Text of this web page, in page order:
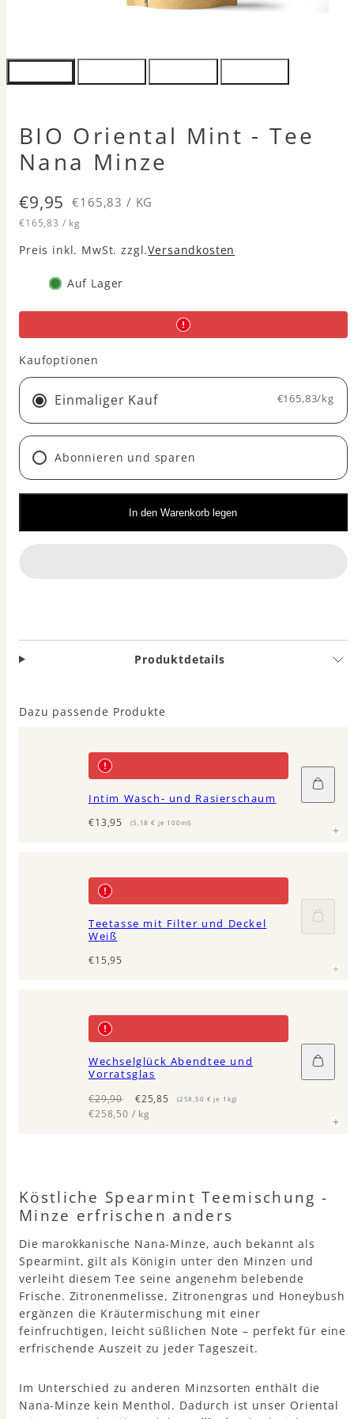
BIO Oriental Mint - Tee
Nana Minze
Regulärer
Preis
€9,95 €165,83 / KG
Einzelpreis
€165,83 / pro
kg
Preis inkl. MwSt. zzgl.Versandkosten
Auf Lager
Kaufoptionen
Einmaliger Kauf €165,83/kg
Abonnieren und sparen
In den Warenkorb legen
Produktdetails
Dazu passende Produkte
Intim Wasch- und Rasierschaum
Regulärer
€13,95 (5,18 € je 100ml)
Teetasse mit Filter und Deckel
Weiß
Regulärer
€15,95
Wechselglück Abendtee und
Vorratsglas
Regulärer
Preis
€29,90 Verkaufspreis
€25,85 (258,50 € je 1kg)
Einzelpreis
€258,50 / pro
kg
Köstliche Spearmint Teemischung -
Minze erfrischen anders
Die marokkanische Nana-Minze, auch bekannt als
Spearmint, gilt als Königin unter den Minzen und
verleiht diesem Tee seine angenehm belebende
Frische. Zitronenmelisse, Zitronengras und Honeybush
ergänzen die Kräutermischung mit einer
feinfruchtigen, leicht süßlichen Note – perfekt für eine
erfrischende Auszeit zu jeder Tageszeit.
Im Unterschied zu anderen Minzsorten enthält die
Nana-Minze kein Menthol. Dadurch ist unser Oriental